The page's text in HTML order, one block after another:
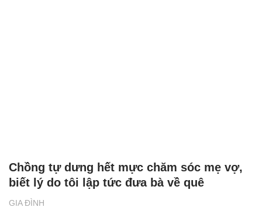
GIA ĐÌNH
Chồng tự dưng hết mực chăm sóc mẹ vợ,
biết lý do tôi lập tức đưa bà về quê